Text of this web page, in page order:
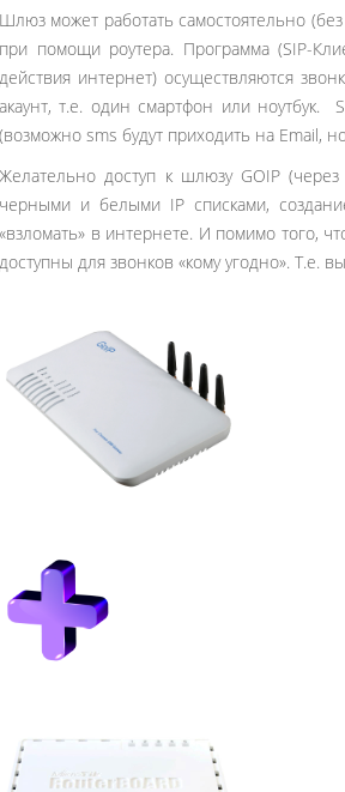
Шлюз может работать самостоятельно
при помощи роутера. Программа (SIP-
действия интернет) осуществляются
акаунт, т.е. один смартфон или
(возможно sms будут приходить на Email,
Желательно доступ к шлюзу GOIP
черными и белыми IP списками,
«взломать» в интернете. И помимо того,
доступны для звонков «кому угодно». Т.е.